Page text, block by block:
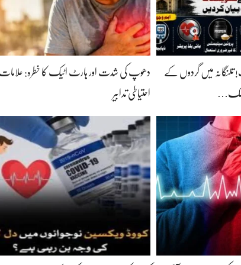
تلنگانہ میں گردوں کے دھوپ کی شدت اور ہارٹ اٹیک کا خطرہ: علامات
احتیاطی تدابیر